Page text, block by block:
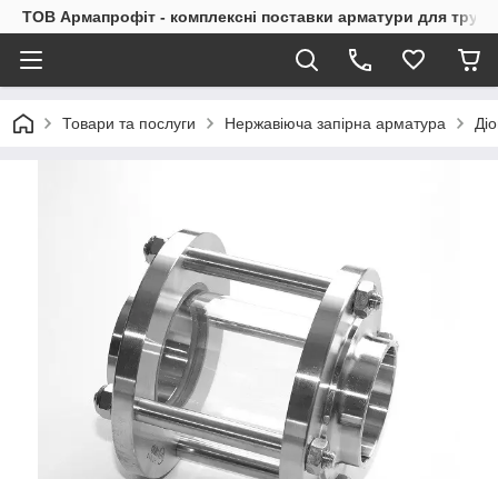
ТОВ Армапрофіт - комплексні поставки арматури для
Товари та послуги Нержавіюча запірна арматура